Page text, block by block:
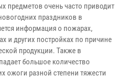
предметов очень часто приводит
праздников в
информация о пожарах,
других постройках по причине
продукции. Также в
большое количество
ожоги разной степени тяжести